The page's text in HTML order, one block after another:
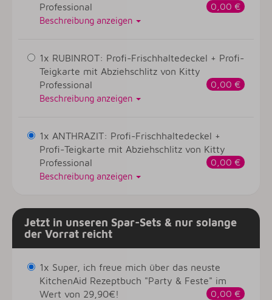
Professional
0,00 €
Beschreibung anzeigen
1x RUBINROT: Profi-Frischhaltedeckel + Profi-
Teigkarte mit Abziehschlitz von Kitty
Professional
0,00 €
Beschreibung anzeigen
1x ANTHRAZIT: Profi-Frischhaltedeckel +
Profi-Teigkarte mit Abziehschlitz von Kitty
Professional
0,00 €
Beschreibung anzeigen
Jetzt in unseren Spar-Sets & nur solange
der Vorrat reicht
1x Super, ich freue mich über das neuste
KitchenAid Rezeptbuch "Party & Feste" im
Wert von 29,90€!
0,00 €